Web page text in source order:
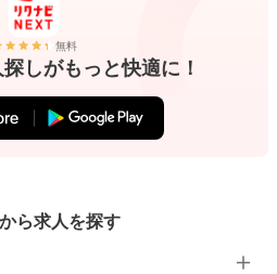
無料
しがもっと快適に！
ら求人を探す